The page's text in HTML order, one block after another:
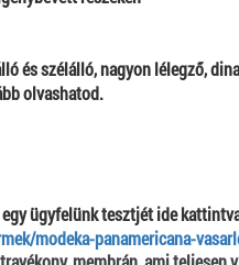
és szélálló, nagyon lélegző,
olvashatod.
ügyfelünk tesztjét ide
modeka-panamericana-